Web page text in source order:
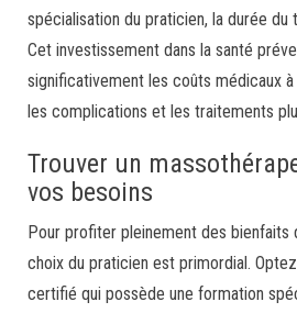
spécialisation du praticien, la durée du
Cet investissement dans la santé
significativement les coûts médicaux
les complications et les traitements
Trouver un
vos besoins
Pour profiter pleinement des bienfaits
choix du praticien est primordial.
certifié qui possède une formation